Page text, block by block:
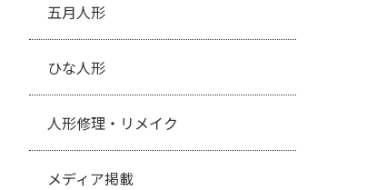
五月人形
ひな人形
人形修理・リメイク
メディア掲載